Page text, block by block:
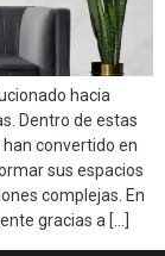
hacia
Dentro de estas
convertido en
sus espacios
complejas. En
gracias a […]